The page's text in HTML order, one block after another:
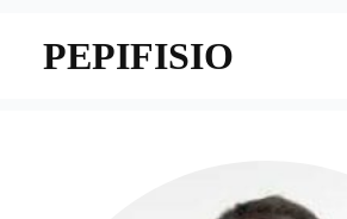
PEPIFISIO